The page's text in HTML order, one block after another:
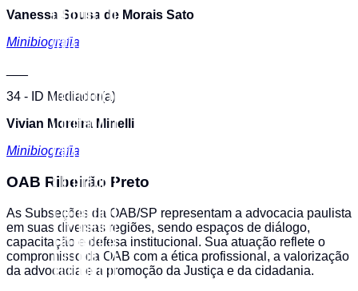
Vanessa Sousa de Morais Sato
Minibiografia
34 - ID Mediador(a)
Vivian Moreira Minelli
Minibiografia
OAB Ribeirão Preto
As Subseções da OAB/SP representam a advocacia paulista
em suas diversas regiões, sendo espaços de diálogo,
capacitação e defesa institucional. Sua atuação reflete o
compromisso da OAB com a ética profissional, a valorização
da advocacia e a promoção da Justiça e da cidadania.